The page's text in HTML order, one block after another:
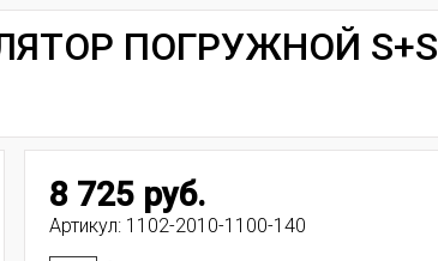
ПОГРУЖНОЙ S+S
8 725 руб.
Артикул: 1102-2010-1100-140